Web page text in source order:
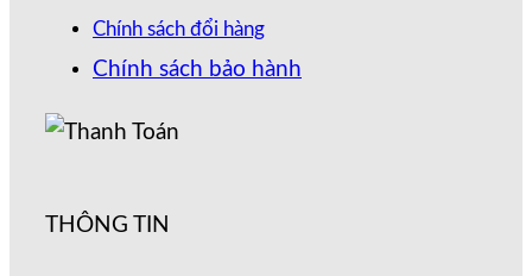
Chính sách đổi hàng
Chính sách bảo hành
THÔNG TIN